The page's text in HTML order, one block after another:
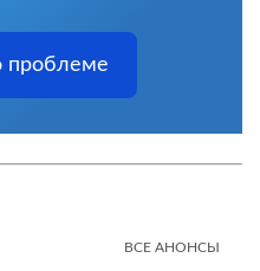
проблеме
ВСЕ АНОНСЫ